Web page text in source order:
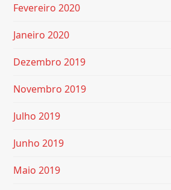
Fevereiro 2020
Janeiro 2020
Dezembro 2019
Novembro 2019
Julho 2019
Junho 2019
Maio 2019